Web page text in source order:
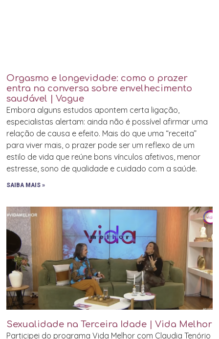
Orgasmo e longevidade: como o prazer
entra na conversa sobre envelhecimento
saudável | Vogue
Embora alguns estudos apontem certa ligação,
especialistas alertam: ainda não é possível afirmar uma
relação de causa e efeito. Mais do que uma “receita”
para viver mais, o prazer pode ser um reflexo de um
estilo de vida que reúne bons vínculos afetivos, menor
estresse, sono de qualidade e cuidado com a saúde.
SAIBA MAIS »
Sexualidade na Terceira Idade | Vida Melhor
Participei do programa Vida Melhor com Claudia Tenório